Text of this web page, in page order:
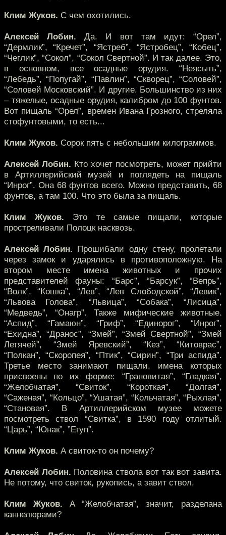
Клим Жуков. С чем охотились.
Алексей Лобин. Да. И вот там идут: “Орел”,
“Дермлик”, “Кречет”, “Ястреб”, “Ястробец”, “Кобец”,
“Чеглик”, “Сокол”, “Сокол Свертной”. И так далее. Это,
в основном, все осадные орудия. “Неясыть”,
“Лебедь”, “Попугай”, “Павлин”, “Скворец”, “Соловей”,
“Соловей Московский”. И другие. Большинство из них
– тяжелые, осадные орудия, калибром до 100 фунтов.
Вот пищаль “Орел”, времен Ивана Грозного, стреляла
стофунтовыми, то есть...
Клим Жуков. Сорок пять с небольшим килограммов.
Алексей Лобин. Кто хочет посмотреть, может прийти
в Артиллерийский музей и поглядеть на пищаль
“Инрог”. Она 68 фунтов всего. Можно представить, 68
фунтов, а там 100. Что это была за пищаль.
Клим Жуков. Это те самые пищали, которые
простреливали Полоцк насквозь.
Алексей Лобин. Прошибали одну стену, пролетали
через замок и ударялись в противоположную. На
втором месте имена животных и прочих
представителей фауны: “Барс”, “Барсук”, “Вепрь”,
“Волк”, “Кошка”, “Лев”, “Лев Слободской”, “Левик”,
“Львова Голова”, “Львица”, “Собака”, “Лисица”,
“Медведь”, “Онагр”. Также мифические животные.
“Аспид”, “Гамаюн”, “Гриф”, “Единорог”, “Инрог”,
“Ехидна”, “Дранос”, “Змей”, “Змей Свертной”, “Змей
Летячей”, “Змей Яревский”, “Кез”, “Китоврас”,
“Полкан”, “Скоропея”, “Птик”, “Сирин”, “Три аспида”.
Третье место занимают пищали, имена которых
присвоены по их форме: “Грановитая”, “Гладкая”,
“Желобчатая”, “Свиток”, “Короткая”, “Долгая”,
“Саженая”, “Кольцо”, “Ушатая”, “Кольчатая”, “Рыхлая”,
“Становая”. В Артиллерийском музее можете
посмотреть ствол “Свитка”, в 1590 году отлитый.
“Царь”, “Юнак”, ”Егуп”.
Клим Жуков. А свиток-то он почему?
Алексей Лобин. Половина ствола вот так вот завита.
Не потому, что свиток, рукопись, а завит ствол.
Клим Жуков. А “Желобчатая”, значит, разделана
каннелюрами?